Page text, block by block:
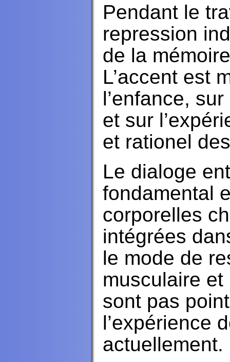
Pendant le
repression
de la
L’accent est
l’enfance,
et sur
et rationel
Le dialoge
fondamental
corporelles
intégrées
le mode de
musculaire
sont pas
l’expérience
actuellement.